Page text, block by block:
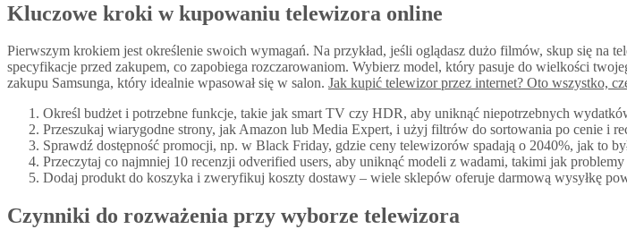
Kluczowe kroki w kupowaniu telewizora online
Pierwszym krokiem jest określenie swoich wymagań. Na przykład, jeśli oglądasz dużo filmów, skup się
specyfikacje przed zakupem, co zapobiega rozczarowaniom. Wybierz model, który pasuje do wielkości
zakupu Samsunga, który idealnie wpasował się w salon. Jak kupić telewizor przez internet? Oto wszystko,
Określ budżet i potrzebne funkcje, takie jak smart TV czy HDR, aby uniknąć niepotrzebnych
Przeszukaj wiarygodne strony, jak Amazon lub Media Expert, i użyj filtrów do sortowania po cenie i
Sprawdź dostępność promocji, np. w Black Friday, gdzie ceny telewizorów spadają o 2040%, jak to
Przeczytaj co najmniej 10 recenzji odverified users, aby uniknąć modeli z wadami, takimi jak
Dodaj produkt do koszyka i zweryfikuj koszty dostawy – wiele sklepów oferuje darmową wysyłkę
Czynniki do rozważenia przy wyborze telewizora